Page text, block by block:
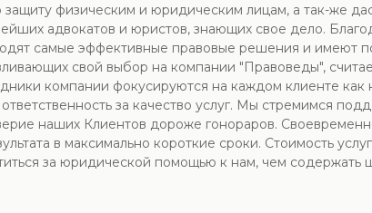
физическим и юридическим лицам, а так-же
адвокатов и юристов, знающих свое дело.
самые эффективные правовые решения и имеют
свой выбор на компании "Правоведы",
компании фокусируются на каждом клиенте как
за качество услуг. Мы стремимся
наших Клиентов дороже гонораров.
в максимально короткие сроки. Стоимость
за юридической помощью к нам, чем содержать